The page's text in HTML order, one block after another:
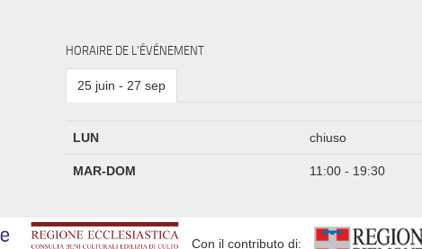
HORAIRE DE L'ÉVÉNEMENT
25 juin - 27 sep
LUN chiuso
MAR-DOM 11:00 - 19:30
Con il contributo di: